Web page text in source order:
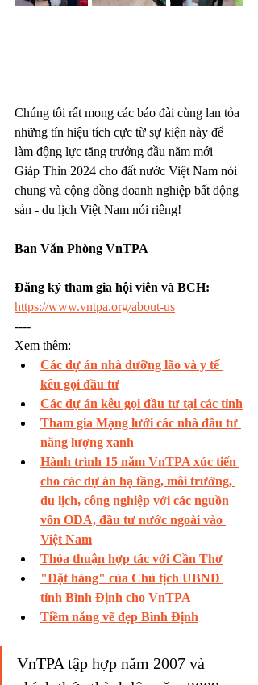
Chúng tôi rất mong các báo đài cùng lan tỏa
những tín hiệu tích cực từ sự kiện này để
làm động lực tăng trưởng đầu năm mới
Giáp Thìn 2024 cho đất nước Việt Nam nói
chung và cộng đồng doanh nghiệp bất động
sản - du lịch Việt Nam nói riêng!
Ban Văn Phòng VnTPA
Đăng ký tham gia hội viên và BCH:
https://www.vntpa.org/about-us
----
Xem thêm:
Các dự án nhà dưỡng lão và y tế
kêu gọi đầu tư
Các dự án kêu gọi đầu tư tại các tỉnh
Tham gia Mạng lưới các nhà đầu tư
năng lượng xanh
Hành trình 15 năm VnTPA xúc tiến
cho các dự án hạ tầng, môi trường,
du lịch, công nghiệp với các nguồn
vốn ODA, đầu tư nước ngoài vào
Việt Nam
Thỏa thuận hợp tác với Cần Thơ
"Đặt hàng" của Chủ tịch UBND
tỉnh Bình Định cho VnTPA
Tiềm năng vẽ đẹp Bình Định
VnTPA tập hợp năm 2007 và